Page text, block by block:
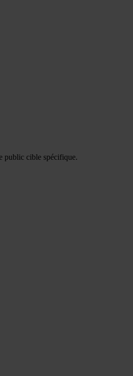
public cible spécifique.